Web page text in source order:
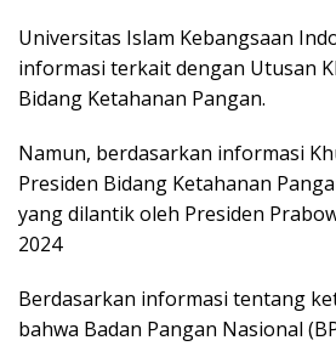
Universitas Islam Kebangsaan
informasi terkait dengan Utusan
Bidang Ketahanan Pangan.
Namun, berdasarkan informasi
Presiden Bidang Ketahanan
yang dilantik oleh Presiden
2024
Berdasarkan informasi tentang
bahwa Badan Pangan Nasional